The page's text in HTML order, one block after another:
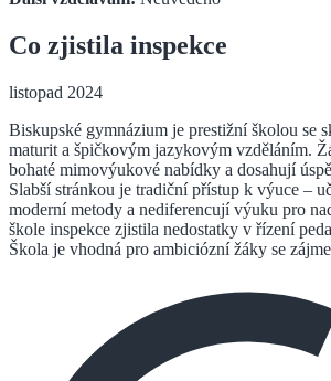
Co zjistila inspekce
listopad 2024
Biskupské gymnázium je prestižní školou se
maturit a špičkovým jazykovým vzděláním.
bohaté mimovýukové nabídky a dosahují
Slabší stránkou je tradiční přístup k výuce –
moderní metody a nediferencují výuku pro
škole inspekce zjistila nedostatky v řízení
Škola je vhodná pro ambiciózní žáky se